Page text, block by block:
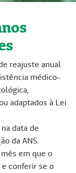
reajuste anual
médico-
adaptados à Lei
data de
da ANS.
em que o
conferir se o